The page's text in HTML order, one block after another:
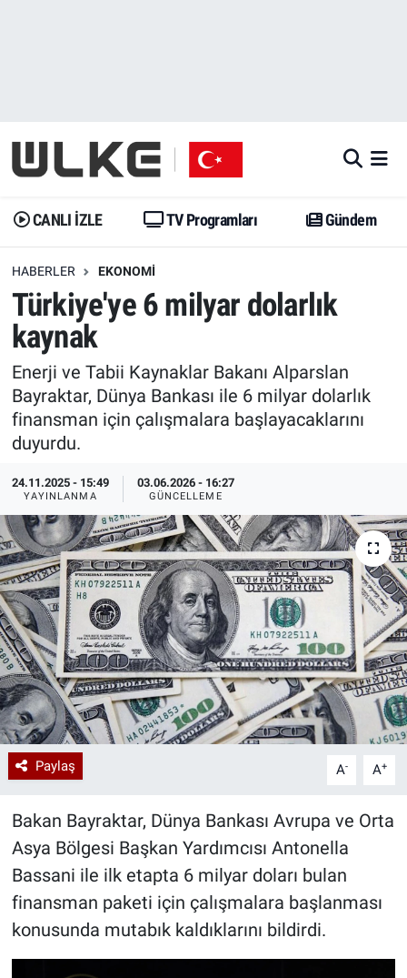
CANLI İZLE TV Programları Gündem
HABERLER EKONOMI
Türkiye'ye 6 milyar dolarlık
kaynak
Enerji ve Tabii Kaynaklar Bakanı Alparslan
Bayraktar, Dünya Bankası ile 6 milyar dolarlık
finansman için çalışmalara başlayacaklarını
duyurdu.
24.11.2025 - 15:49
YAYINLANMA
03.06.2026 - 16:27
GÜNCELLEME
Paylaş A- A+
Bakan Bayraktar, Dünya Bankası Avrupa ve Orta
Asya Bölgesi Başkan Yardımcısı Antonella
Bassani ile ilk etapta 6 milyar doları bulan
finansman paketi için çalışmalara başlanması
konusunda mutabık kaldıklarını bildirdi.
Gündem
Dünya
Erişim Bilgileri
Ekonomi
Trend
Özel Haberler
Yazarlar
Gündem
Trend
Erişim Bilgileri
Spor
Ekonomi
Dünya
Medya
Özel Haberler
Kadın
Erişim Bilgileri
Sağlık
Teknoloji
Ramazan
İstanbul Namaz Vakitleri
Trafik Durumu
Erişim Bilgileri
Tüm Manşetler
Son Dakika Haberleri
Haber Arşivi